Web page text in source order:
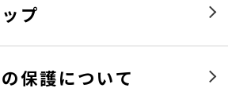
プ
保護について